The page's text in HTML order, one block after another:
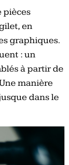
pièces
en
graphiques.
: un
à partir de
manière
dans le